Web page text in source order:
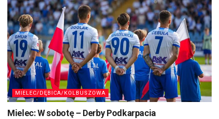
MIELEC/DĘBICA/KOLBUSZOWA
Mielec: W sobotę – Derby Podkarpacia